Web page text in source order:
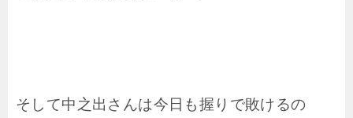
そして中之出さんは今日も握りで敗けるの